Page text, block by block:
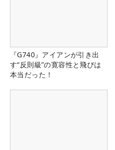
『G740』アイアンが引き出
す“反則級”の寛容性と飛びは
本当だった！